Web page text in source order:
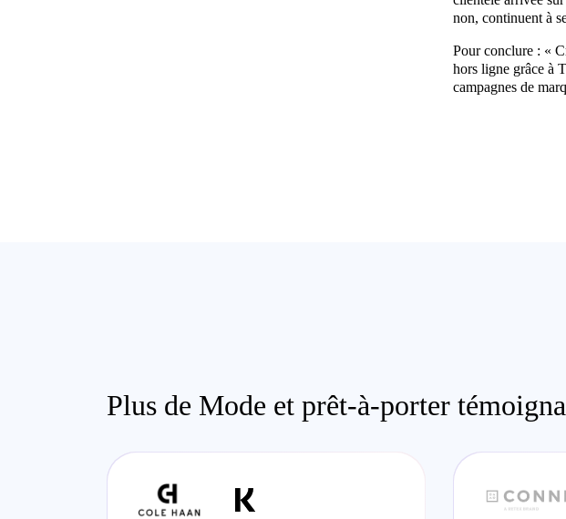
non, continuent à
Pour conclure : «
hors ligne grâce à
campagnes de
Plus de Mode et prêt-à-porter